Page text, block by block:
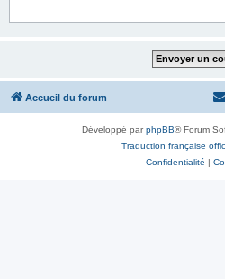
Accueil du forum
Développé parphpBB® Forum
Traduction française
Confidentialité |